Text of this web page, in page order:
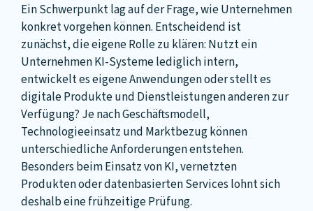
Ein Schwerpunkt lag auf der Frage, wie Unternehmen
konkret vorgehen können. Entscheidend ist
zunächst, die eigene Rolle zu klären: Nutzt ein
Unternehmen KI-Systeme lediglich intern,
entwickelt es eigene Anwendungen oder stellt es
digitale Produkte und Dienstleistungen anderen zur
Verfügung? Je nach Geschäftsmodell,
Technologieeinsatz und Marktbezug können
unterschiedliche Anforderungen entstehen.
Besonders beim Einsatz von KI, vernetzten
Produkten oder datenbasierten Services lohnt sich
deshalb eine frühzeitige Prüfung.